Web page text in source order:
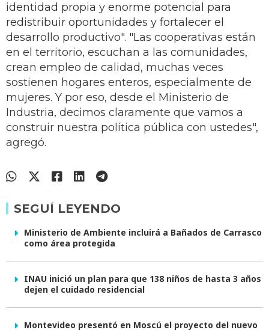
identidad propia y enorme potencial para
redistribuir oportunidades y fortalecer el
desarrollo productivo". "Las cooperativas están
en el territorio, escuchan a las comunidades,
crean empleo de calidad, muchas veces
sostienen hogares enteros, especialmente de
mujeres. Y por eso, desde el Ministerio de
Industria, decimos claramente que vamos a
construir nuestra política pública con ustedes",
agregó.
SEGUÍ LEYENDO
Ministerio de Ambiente incluirá a Bañados de Carrasco
como área protegida
INAU inició un plan para que 138 niños de hasta 3 años
dejen el cuidado residencial
Montevideo presentó en Moscú el proyecto del nuevo